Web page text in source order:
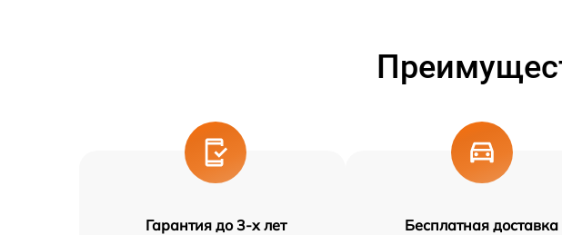
Гарантия до 3-х лет Бесплатная доставка